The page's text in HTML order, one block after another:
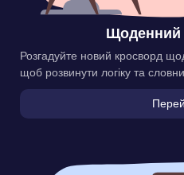
Щоденний
Розгадуйте новий кросворд
щоб розвинути логіку та